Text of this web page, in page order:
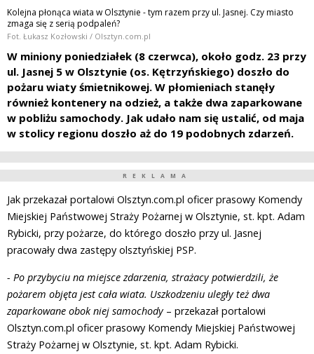
Kolejna płonąca wiata w Olsztynie - tym razem przy ul. Jasnej. Czy miasto
zmaga się z serią podpaleń?
Fot. Łukasz Kozłowski / Olsztyn.com.pl
W miniony poniedziałek (8 czerwca), około godz. 23 przy
ul. Jasnej 5 w Olsztynie (os. Kętrzyńskiego) doszło do
pożaru wiaty śmietnikowej. W płomieniach stanęły
również kontenery na odzież, a także dwa zaparkowane
w pobliżu samochody. Jak udało nam się ustalić, od maja
w stolicy regionu doszło aż do 19 podobnych zdarzeń.
REKLAMA
Jak przekazał portalowi Olsztyn.com.pl oficer prasowy Komendy
Miejskiej Państwowej Straży Pożarnej w Olsztynie, st. kpt. Adam
Rybicki, przy pożarze, do którego doszło przy ul. Jasnej
pracowały dwa zastępy olsztyńskiej PSP.
- Po przybyciu na miejsce zdarzenia, strażacy potwierdzili, że
pożarem objęta jest cała wiata. Uszkodzeniu uległy też dwa
zaparkowane obok niej samochody– przekazał portalowi
Olsztyn.com.pl oficer prasowy Komendy Miejskiej Państwowej
Straży Pożarnej w Olsztynie, st. kpt. Adam Rybicki.